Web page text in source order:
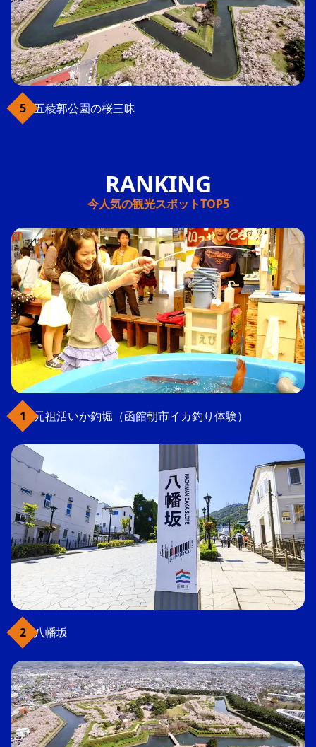
五稜郭公園の桜三昧
今人気の観光スポットTOP5
元祖活いか釣堀（函館朝市イカ釣り体験）
八幡坂